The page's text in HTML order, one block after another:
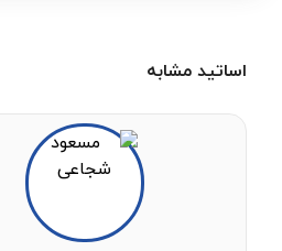
اساتید مشابه